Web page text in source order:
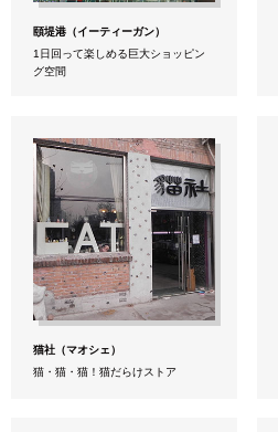
頤堤港（イーティーガン）
1日回って楽しめる巨大ショッピン
グ空間
猫社（マオシェ）
猫・猫・猫！猫だらけストア